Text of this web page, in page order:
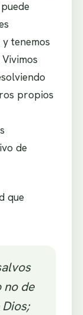
tenemos
propios
de
que
no de